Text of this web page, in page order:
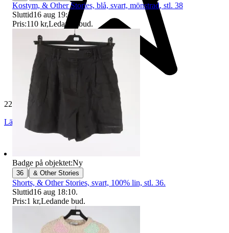
229 553 omdömen
Läs omdömen
Kostym, & Other Stories, blå, svart, mönstrad, stl. 38
Sluttid16 aug 19:12
Pris:110 kr,Ledande bud.
Badge på objektet:Ny
36 | & Other Stories
Shorts, & Other Stories, svart, 100% lin, stl. 36.
Sluttid16 aug 18:10.
Pris:1 kr,Ledande bud.